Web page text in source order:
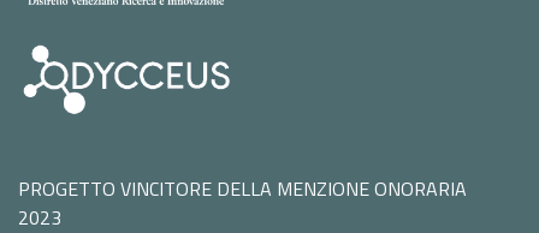
PROGETTO VINCITORE DELLA MENZIONE ONORARIA
2023